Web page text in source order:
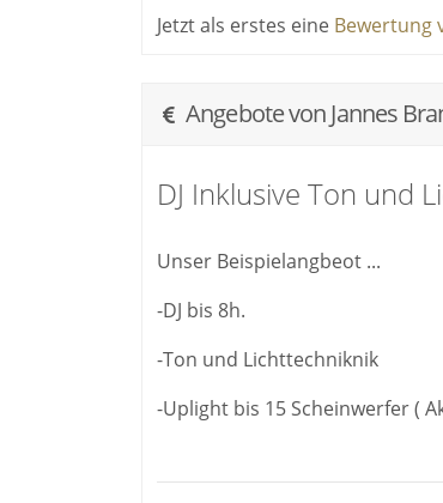
Jetzt als erstes eine Bewertung
Angebote von Jannes
DJ Inklusive Ton und
Unser Beispielangbeot ...
-DJ bis 8h.
-Ton und Lichttechniknik
-Uplight bis 15 Scheinwerfer (